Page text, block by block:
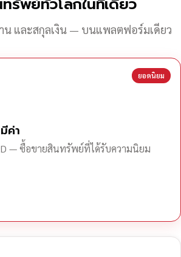
น และสกุลเงิน — บนแพลตฟอร์มเดียว
ยอดนิยม
ค่า
— ซื้อขายสินทรัพย์ที่ได้รับความนิยม